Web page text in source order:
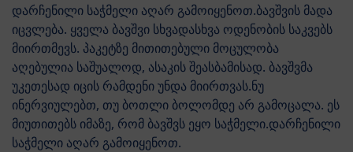
დარჩენილი საჭმელი აღარ გამოიყენოთ.ბავშვის მადა
იცვლება. ყველა ბავშვი სხვადასხვა ოდენობის საკვებს
მიირთმევს. პაკეტზე მითითებული მოცულობა
აღებულია საშუალოდ, ასაკის შეასბამისად. ბავშვმა
უკეთესად იცის რამდენი უნდა მიირთვას.ნუ
ინერვიულებთ, თუ ბოთლი ბოლომდე არ გამოცალა. ეს
მიუთითებს იმაზე, რომ ბავშვს ეყო საჭმელი.დარჩენილი
საჭმელი აღარ გამოიყენოთ.